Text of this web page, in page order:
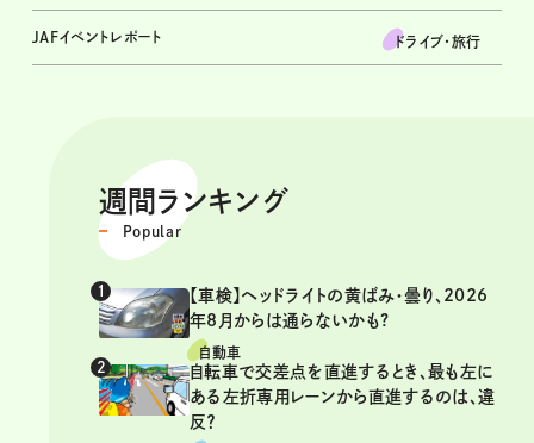
JAFイベントレポート ドライブ･旅行
週間ランキング
Popular
【車検】ヘッドライトの黄ばみ・曇り、2026
年8月からは通らないかも?
自動車
自転車で交差点を直進するとき、最も左に
ある左折専用レーンから直進するのは、違
反？